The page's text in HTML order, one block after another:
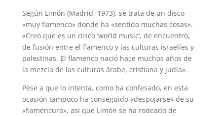
Según Limón (Madrid, 1973), se trata de un disco
«muy flamenco» donde ha «sentido muchas cosas».
«Creo que es un disco ‘world music’, de encuentro,
de fusión entre el flamenco y las culturas israelíes y
palestinas. El flamenco nació hace muchos años de
la mezcla de las culturas árabe, cristiana y judía».
Pese a que lo intenta, como ha confesado, en esta
ocasión tampoco ha conseguido «despojarse» de su
«flamencura», así que Limón se ha rodeado de